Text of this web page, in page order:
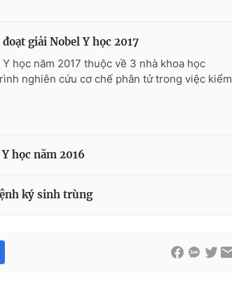
giải Nobel Y học 2017
học năm 2017 thuộc về 3 nhà khoa học
nghiên cứu cơ chế phân tử trong việc kiểm
học năm 2016
ký sinh trùng